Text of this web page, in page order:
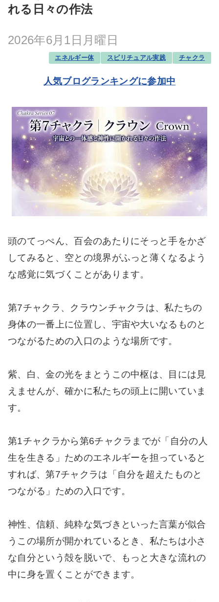
れる日々の作法
2026年6月1日月曜日
エネルギー体 スピリチュアル実践 チャクラ
人気ブログランキングに参加中
頭のてっぺん、百会のあたりにそっと手をかざ
してみると、空との境界がふっと薄くなるよう
な感覚に気づくことがあります。
第7チャクラ、クラウンチャクラは、私たちの
身体の一番上に位置し、宇宙や大いなるものと
つながるための入口のような場所です。
紫、白、金の光をまとうこの中枢は、目には見
えませんが、確かに私たちの頭上に開いていま
す。
第1チャクラから第6チャクラまでが「自分の人
生を生きる」ためのエネルギーを担っていると
すれば、第7チャクラは「自分を超えたものと
つながる」ための入口です。
神性、信頼、純粋な気づきといった言葉が似合
うこの場所が開かれているとき、私たちは小さ
な自分という殻を脱いで、もっと大きな流れの
中に身を置くことができます。